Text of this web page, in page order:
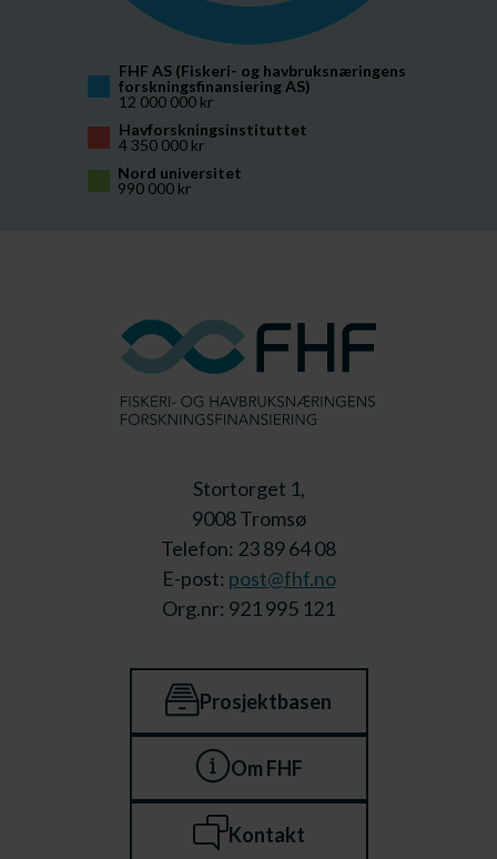
FHF AS (Fiskeri- og havbruksnæringens
forskningsfinansiering AS)
12 000 000 kr
Havforskningsinstituttet
4 350 000 kr
Nord universitet
990 000 kr
Stortorget 1,
9008 Tromsø
Telefon: 23 89 64 08
E-post: post@fhf.no
Org.nr: 921 995 121
Prosjektbasen
Om FHF
Kontakt